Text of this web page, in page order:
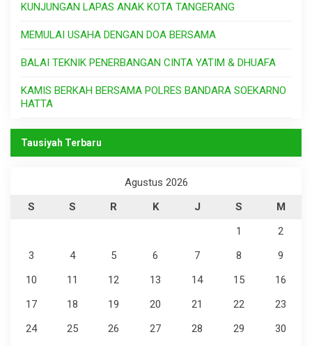
KUNJUNGAN LAPAS ANAK KOTA TANGERANG
MEMULAI USAHA DENGAN DOA BERSAMA
BALAI TEKNIK PENERBANGAN CINTA YATIM & DHUAFA
KAMIS BERKAH BERSAMA POLRES BANDARA SOEKARNO
HATTA
Tausiyah Terbaru
Agustus 2026
S
S R K J S
M
1
2
3
4 5 6 7 8
9
10
11 12 13 14 15
16
17
18 19 20 21 22
23
24
25 26 27 28 29
30